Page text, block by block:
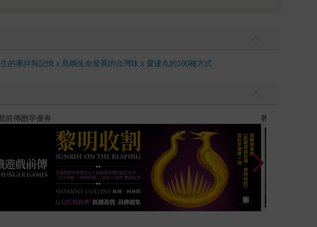
會。然而文學評論發表的空間卻極為有限。我本來的想法只是各自作
集一批同代人，創設文學評論線上月刊《秘密讀者》。他不募資，在盡
我擔心他燒錢太快，想捐點贊助，他卻回說：我不要錢，多給我稿！ 於
仍有好些沒讀過《秘密讀者》卻對匿名很有意見的酸言酸語，擔任主編
知道他從來是個死忠棒球迷，球季期間每晚都要看球，出手的第一部長
未來。宥勳在他的小說中發明觀測球員打球模式的程式，能準確抓出誰
賣弄熱血，而往人性挖掘，搭配宥勳高超的說故事能力，足以讓這部小
的卻是「你怎麼可能不恨棒球」──他實在太愛棒球，才會用小說狠狠打
的牽絆與記憶 x 島嶼生命發展的台灣味 x 愛逮丸的100種方式
【艾迪．弗林系列 前傳】 世界上最透明